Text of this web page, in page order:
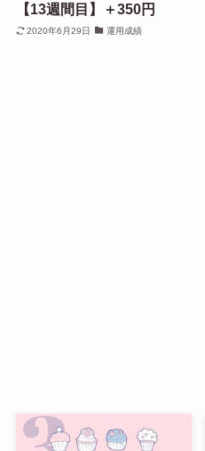
【13週間目】＋350円
2020年6月29日 運用成績